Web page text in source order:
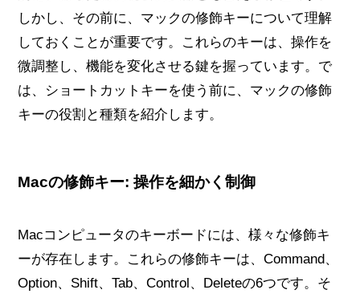
しかし、その前に、マックの修飾キーについて理解
しておくことが重要です。これらのキーは、操作を
微調整し、機能を変化させる鍵を握っています。で
は、ショートカットキーを使う前に、マックの修飾
キーの役割と種類を紹介します。
Macの修飾キー: 操作を細かく制御
Macコンピュータのキーボードには、様々な修飾キ
ーが存在します。これらの修飾キーは、Command、
Option、Shift、Tab、Control、Deleteの6つです。そ